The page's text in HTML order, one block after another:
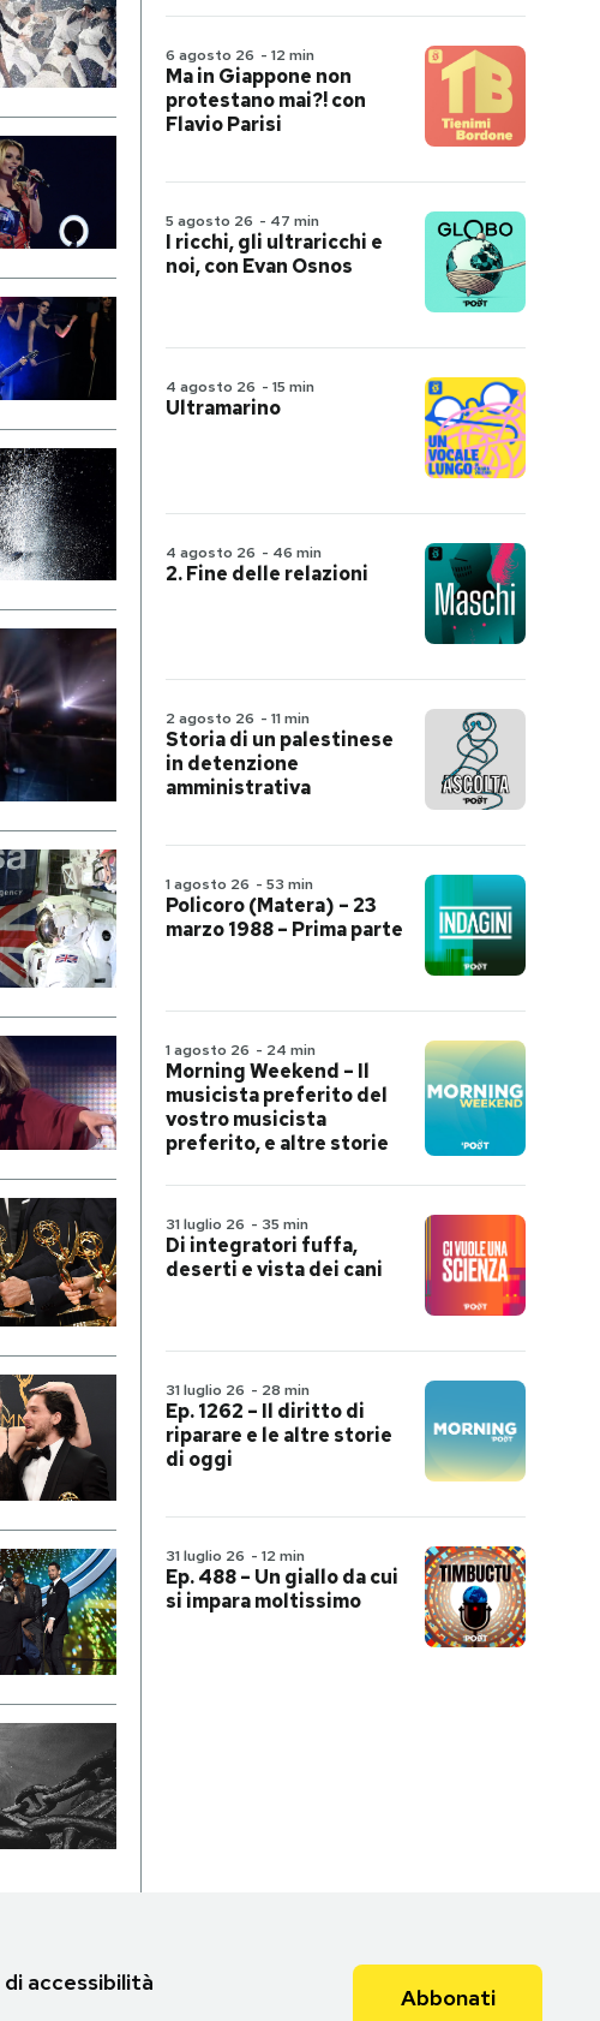
6 agosto 26 - 12 min
Ma in Giappone non
protestano mai?! con
Flavio Parisi
5 agosto 26 - 47 min
I ricchi, gli ultraricchi e
noi, con Evan Osnos
4 agosto 26 - 15 min
Ultramarino
4 agosto 26 - 46 min
2. Fine delle relazioni
2 agosto 26 - 11 min
Storia di un palestinese
in detenzione
amministrativa
1 agosto 26 - 53 min
Policoro (Matera) – 23
marzo 1988 – Prima parte
1 agosto 26 - 24 min
Morning Weekend – Il
musicista preferito del
vostro musicista
preferito, e altre storie
31 luglio 26 - 35 min
Di integratori fuffa,
deserti e vista dei cani
31 luglio 26 - 28 min
Ep. 1262 – Il diritto di
riparare e le altre storie
di oggi
31 luglio 26 - 12 min
Ep. 488 – Un giallo da cui
si impara moltissimo
accessibilità
Abbonati